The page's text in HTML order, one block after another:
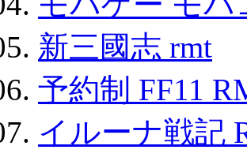
新三國志 rmt
予約制 FF11
イルーナ戦記